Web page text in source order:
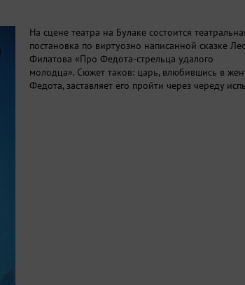
На сцене театра на Булаке состоится
постановка по виртуозно написанной сказке
Филатова «Про Федота-стрельца удалого
молодца». Сюжет таков: царь, влюбившись в
Федота, заставляет его пройти через череду